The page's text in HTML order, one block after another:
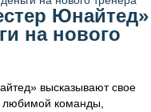
Юнайтед»
на нового
высказывают свое
любимой команды,